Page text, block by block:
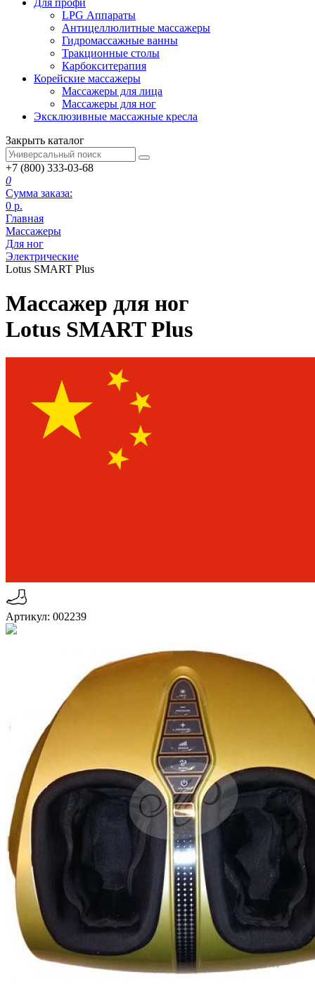
LPG Аппараты
Антицеллюлитные массажеры
Гидромассажные ванны
Тракционные столы
Карбокситерапия
Корейские массажеры
Массажеры для лица
Массажеры для ног
Эксклюзивные массажные кресла
Закрыть каталог
+7 (800) 333-03-68
0
Сумма заказа:
0 р.
Главная
Массажеры
Для ног
Электрические
Lotus SMART Plus
Массажер для ног
Lotus SMART Plus
Артикул: 002239